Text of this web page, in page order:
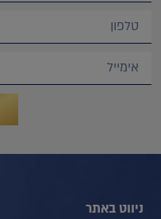
ניווט באתר